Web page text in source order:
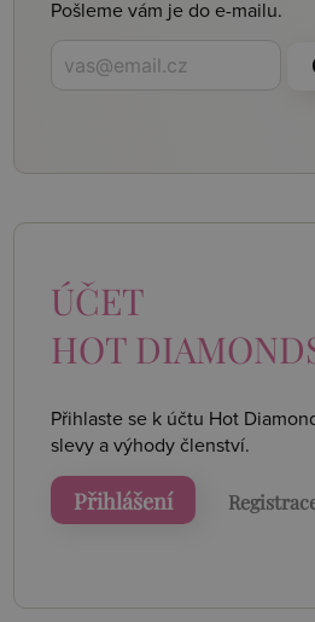
Pošleme vám je do e-mailu.
ÚČET
HOT
Přihlaste se k účtu Hot
slevy a výhody členství.
Přihlášení